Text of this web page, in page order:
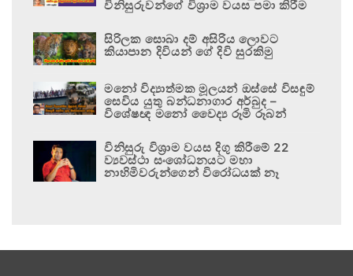
විනිසුරුවන්ගේ විශ්‍රාම වයස පමා කිරීම
සිරිලක සොබා දම් අසිරිය ලොවට
කියාපාන දිවියන් ගේ දිවි සුරකිමු
මනෝ විද්‍යාත්මක මූලයන් ඔස්සේ විසඳුම්
සෙවිය යුතු බන්ධනාගාර අර්බුද –
විශේෂඥ මනෝ වෛද්‍ය රූමි රූබන්
විනිසුරු විශ්‍රාම වයස දිගු කිරීමේ 22
ව්‍යවස්ථා සංශෝධනයට මහා
නාහිමිවරුන්ගෙන් විරෝධයක් නෑ